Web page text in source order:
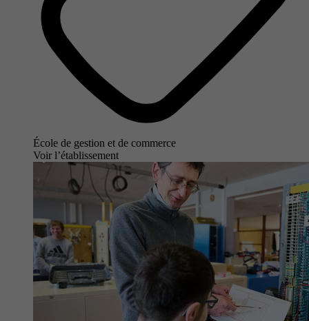
École de gestion et de commerce
Voir l’établissement